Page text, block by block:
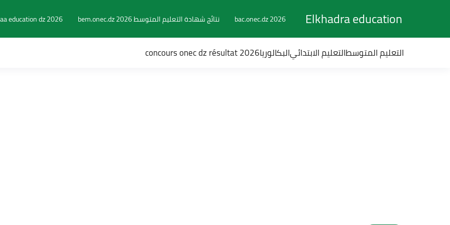
Elkhadra education
bac.onec.dz 2026 نتائج شهادة التعليم المتوسط 2026 bem.onec.dz education dz 2026
التعليم المتوسطالتعليم الابتدائيالبكالورياconcours onec dz résultat 2026